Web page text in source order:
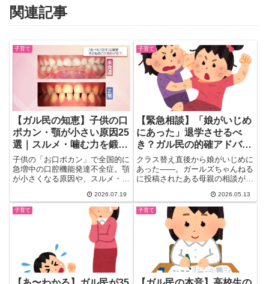
関連記事
子育て
【ガル民の知恵】子供の口
ポカン・顎が小さい原因25
選｜スルメ・噛む力を鍛え
る対策まとめ
子供の「お口ポカン」で全国的に
急増中の口腔機能発達不全症。顎
が小さくなる原因や、スルメ・煮
鍛える対策、歯並び矯正の体験談
まで、ガル民207人のリアルな声
と専門家の見解を25項目に厳選
してまとめました。ぜひ日々の食
事や遊びの参考にしてください。
2026.07.19
子育て
【緊急相談】「娘がいじめ
にあった」退学させるべ
き？ガル民の的確アドバイ
スが刺さりまくる
クラス替え直後から娘がいじめに
あった——。ガールズちゃんねる
に投稿されたある母親の相談が、
2026.05.13
子育て 子育て